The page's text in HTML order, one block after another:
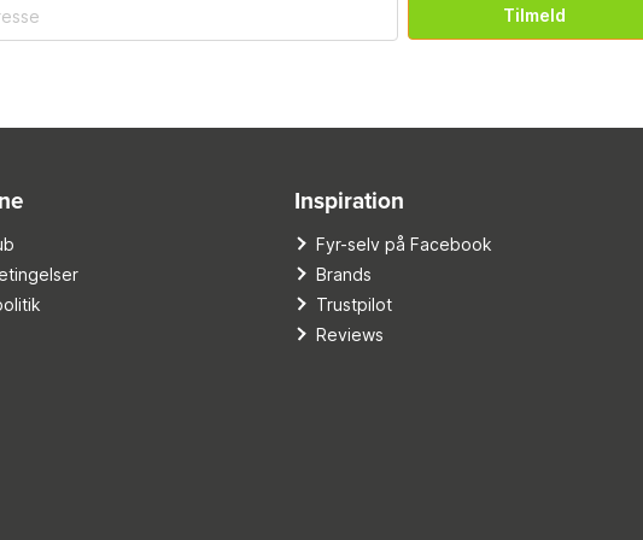
Tilmeld
Inspiration
Fyr-selv på Facebook
Brands
Trustpilot
Reviews